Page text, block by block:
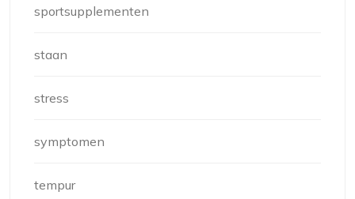
sportsupplementen
staan
stress
symptomen
tempur